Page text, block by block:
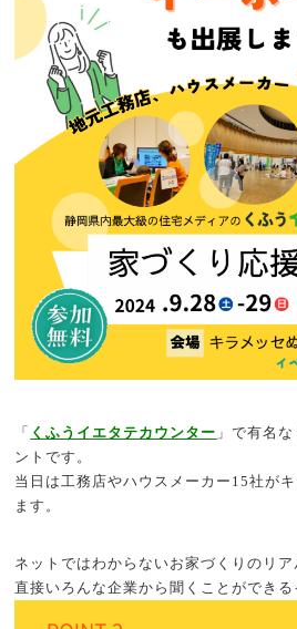
「 くふうイエタテカウンター 」で有名
ントです。
当日は工務店やハウスメーカー15社が
ます。
ネットではわからないお家づくりのリア
直接いろんな企業から聞くことができる